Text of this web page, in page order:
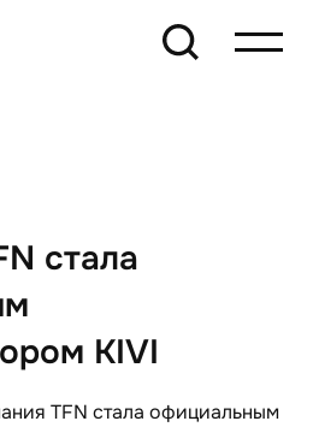
стала
KIVI
TFN стала официальным